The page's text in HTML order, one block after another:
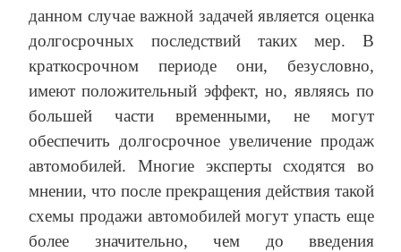
данном случае важной задачей является оценка
долгосрочных последствий таких мер. В
краткосрочном периоде они, безусловно,
имеют положительный эффект, но, являясь по
большей части временными, не могут
обеспечить долгосрочное увеличение продаж
автомобилей. Многие эксперты сходятся во
мнении, что после прекращения действия такой
схемы продажи автомобилей могут упасть еще
более значительно, чем до введения